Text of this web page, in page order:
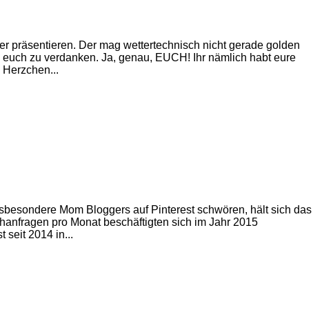
präsentieren. Der mag wettertechnisch nicht gerade golden
zu verdanken. Ja, genau, EUCH! Ihr nämlich habt eure
Mom Bloggers auf Pinterest schwören, hält sich das
pro Monat beschäftigten sich im Jahr 2015
seit 2014 in...